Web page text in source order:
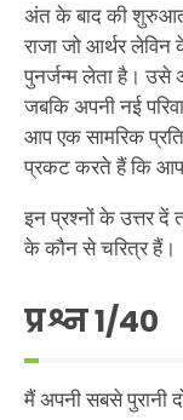
अंत के बाद की शुरुआत
राजा जो आर्थर लेविन
पुनर्जन्म लेता है। उसे
जबकि अपनी नई
आप एक सामरिक
प्रकट करते हैं कि आप
इन प्रश्नों के उत्तर
के कौन से चरित्र हैं।
प्रश्न1/40
मैं अपनी सबसे पुरानी